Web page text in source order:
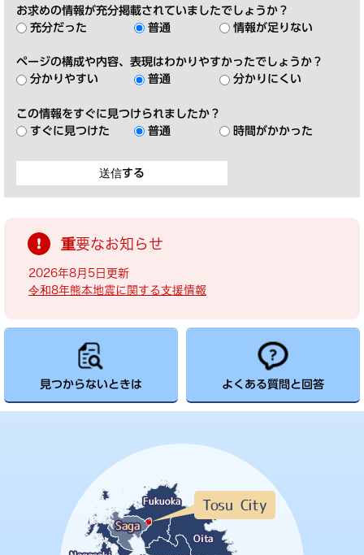
お求めの情報が充分掲載されていましたでしょうか？
充分だった
普通 情報が足りない
ページの構成や内容、表現はわかりやすかったでしょうか？
分かりやすい
普通 分かりにくい
この情報をすぐに見つけられましたか？
すぐに見つけた
普通 時間がかかった
重要なお知らせ
2026年8月5日更新
令和8年熊本地震に関する支援情報
見つからないときは よくある質問と回答